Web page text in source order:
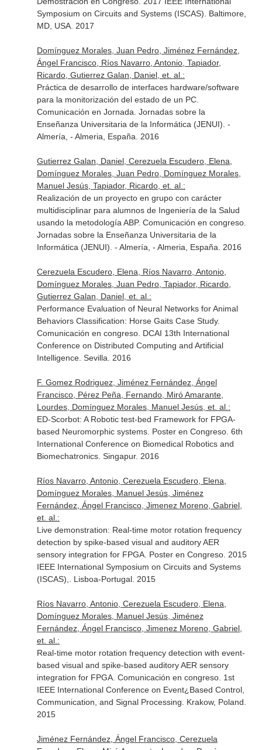
Symposium on Circuits and Systems (ISCAS). Baltimore,
MD, USA. 2017
Domínguez Morales, Juan Pedro, Jiménez Fernández,
Ángel Francisco, Ríos Navarro, Antonio, Tapiador,
Ricardo, Gutierrez Galan, Daniel, et. al.:
Práctica de desarrollo de interfaces hardware/software
para la monitorización del estado de un PC.
Comunicación en Jornada. Jornadas sobre la
Enseñanza Universitaria de la Informática (JENUI). -
Almería, - Almeria, España. 2016
Gutierrez Galan, Daniel, Cerezuela Escudero, Elena,
Domínguez Morales, Juan Pedro, Domínguez Morales,
Manuel Jesús, Tapiador, Ricardo, et. al.:
Realización de un proyecto en grupo con carácter
multidisciplinar para alumnos de Ingeniería de la Salud
usando la metodología ABP. Comunicación en congreso.
Jornadas sobre la Enseñanza Universitaria de la
Informática (JENUI). - Almería, - Almeria, España. 2016
Cerezuela Escudero, Elena, Ríos Navarro, Antonio,
Domínguez Morales, Juan Pedro, Tapiador, Ricardo,
Gutierrez Galan, Daniel, et. al.:
Performance Evaluation of Neural Networks for Animal
Behaviors Classification: Horse Gaits Case Study.
Comunicación en congreso. DCAI 13th International
Conference on Distributed Computing and Artificial
Intelligence. Sevilla. 2016
F. Gomez Rodriguez, Jiménez Fernández, Ángel
Francisco, Pérez Peña, Fernando, Miró Amarante,
Lourdes, Domínguez Morales, Manuel Jesús, et. al.:
ED-Scorbot: A Robotic test-bed Framework for FPGA-
based Neuromorphic systems. Poster en Congreso. 6th
International Conference on Biomedical Robotics and
Biomechatronics. Singapur. 2016
Ríos Navarro, Antonio, Cerezuela Escudero, Elena,
Domínguez Morales, Manuel Jesús, Jiménez
Fernández, Ángel Francisco, Jimenez Moreno, Gabriel,
et. al.:
Live demonstration: Real-time motor rotation frequency
detection by spike-based visual and auditory AER
sensory integration for FPGA. Poster en Congreso. 2015
IEEE International Symposium on Circuits and Systems
(ISCAS),. Lisboa-Portugal. 2015
Ríos Navarro, Antonio, Cerezuela Escudero, Elena,
Domínguez Morales, Manuel Jesús, Jiménez
Fernández, Ángel Francisco, Jimenez Moreno, Gabriel,
et. al.:
Real-time motor rotation frequency detection with event-
based visual and spike-based auditory AER sensory
integration for FPGA. Comunicación en congreso. 1st
IEEE International Conference on Event¿Based Control,
Communication, and Signal Processing. Krakow, Poland.
2015
Jiménez Fernández, Ángel Francisco, Cerezuela